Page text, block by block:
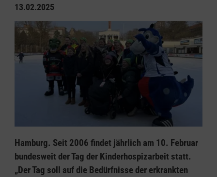
13.02.2025
Hamburg. Seit 2006 findet jährlich am 10. Februar
bundesweit der Tag der Kinderhospizarbeit statt.
„Der Tag soll auf die Bedürfnisse der erkrankten